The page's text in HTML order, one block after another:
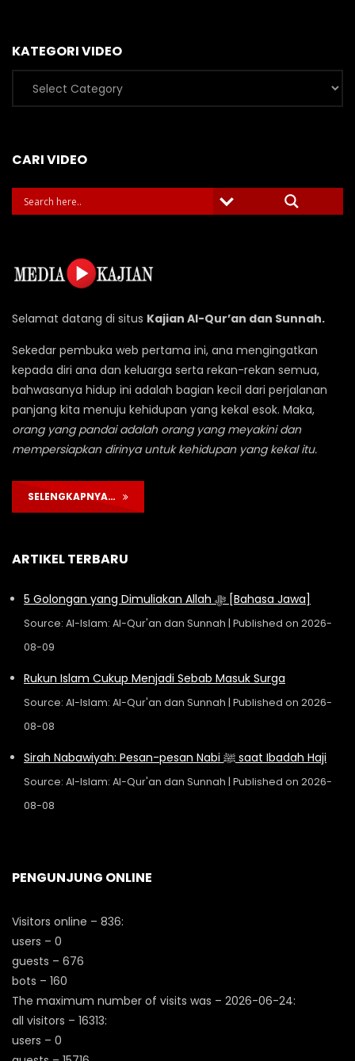
KATEGORI VIDEO
Kategori
Video
CARI VIDEO
Selamat datang di situs Kajian Al-Qur’an dan Sunnah.
Sekedar pembuka web pertama ini, ana mengingatkan
kepada diri ana dan keluarga serta rekan-rekan semua,
bahwasanya hidup ini adalah bagian kecil dari perjalanan
panjang kita menuju kehidupan yang kekal esok. Maka,
orang yang pandai adalah orang yang meyakini dan
mempersiapkan dirinya untuk kehidupan yang kekal itu.
SELENGKAPNYA…
ARTIKEL TERBARU
5 Golongan yang Dimuliakan Allah ﷻ [Bahasa Jawa]
Source: Al-Islam: Al-Qur'an dan Sunnah Published on 2026-
08-09
Rukun Islam Cukup Menjadi Sebab Masuk Surga
Source: Al-Islam: Al-Qur'an dan Sunnah Published on 2026-
08-08
Sirah Nabawiyah: Pesan-pesan Nabi ﷺ saat Ibadah Haji
Source: Al-Islam: Al-Qur'an dan Sunnah Published on 2026-
08-08
PENGUNJUNG ONLINE
Visitors online – 836:
users – 0
guests – 676
bots – 160
The maximum number of visits was – 2026-06-24:
all visitors – 16313:
users – 0